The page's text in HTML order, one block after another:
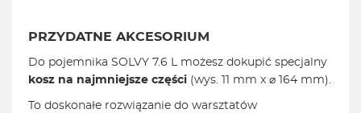
PRZYDATNE AKCESORIUM
Do pojemnika SOLVY 7.6 L możesz dokupić specjalny
kosz na najmniejsze części (wys. 11 mm x ⌀ 164 mm).
To doskonałe rozwiązanie do warsztatów